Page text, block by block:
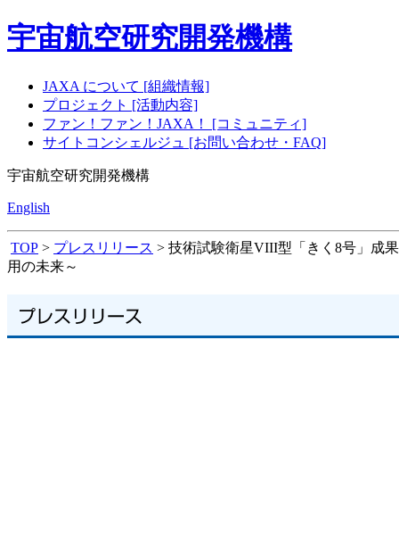
宇宙航空研究開発機構
JAXA について [組織情報]
プロジェクト [活動内容]
ファン！ファン！JAXA！ [コミュニティ]
サイトコンシェルジュ [お問い合わせ・FAQ]
宇宙航空研究開発機構
English
TOP > プレスリリース > 技術試験衛星VIII型「きく8号」成
用の未来～